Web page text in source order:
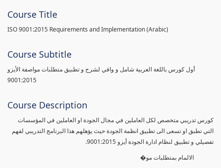
Course Title
ISO 9001:2015 Requirements and Implementation (Arabic)
Course Subtitle
أول كورس باللغة العربية شامل و وافي لشرح و تطبيق متطلبات مواصفة الأيزو
9001:2015
Course Description
كورس تدريبي متخصص لكل العاملين في مجال الجودة او العاملين في المؤسسات
التي تطبق او تسعى الى تطبيق انظمة الجودة حيث يؤهلهم هذا البرنامج التدريبي لفهم
تفصيلي و تطبيق لنظام ادارة الجودة أيزو 9001:2015.
الالمام بمتطلبات مو�